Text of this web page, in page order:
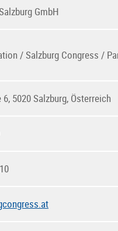
GmbH
/ Salzburg Congress /
5020 Salzburg, Österreich